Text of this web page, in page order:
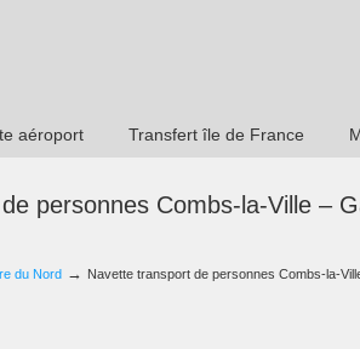
aéroport Transfert île de France
personnes Combs-la-Ville –
du Nord → Navette transport de personnes Combs-la-